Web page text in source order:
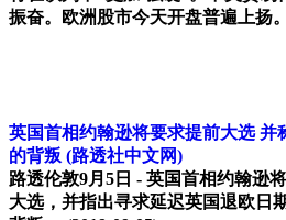
振奋。欧洲股市今天开盘普遍上扬。
英国首相约翰逊将要求提前大选 并
的背叛 (路透社中文网)
路透伦敦9月5日 - 英国首相约翰逊
大选，并指出寻求延迟英国退欧日